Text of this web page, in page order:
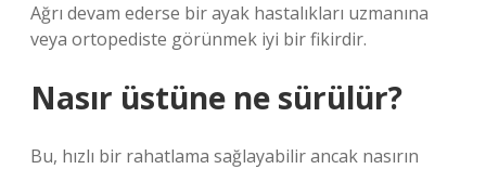
Ağrı devam ederse bir ayak hastalıkları uzmanına
veya ortopediste görünmek iyi bir fikirdir.
Nasır üstüne ne sürülür?
Bu, hızlı bir rahatlama sağlayabilir ancak nasırın